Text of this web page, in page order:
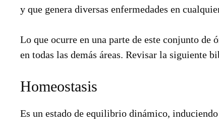
y que genera diversas enfermedades en
Lo que ocurre en una parte de este conjunto de
en todas las demás áreas. Revisar la siguiente
Homeostasis
Es un estado de equilibrio dinámico,